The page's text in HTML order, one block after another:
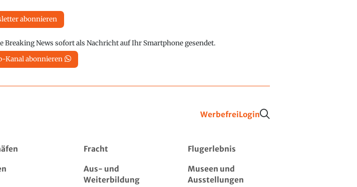
abonnieren
Breaking News sofort als Nachricht auf Ihr Smartphone gesendet.
Kanal abonnieren
WerbefreiLogin
Fracht Flugerlebnis
Aus- und
Weiterbildung
Museen und
Ausstellungen